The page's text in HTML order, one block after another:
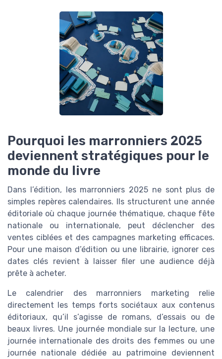
Pourquoi les marronniers 2025
deviennent stratégiques pour le
monde du livre
Dans l’édition, les marronniers 2025 ne sont plus de
simples repères calendaires. Ils structurent une année
éditoriale où chaque journée thématique, chaque fête
nationale ou internationale, peut déclencher des
ventes ciblées et des campagnes marketing efficaces.
Pour une maison d’édition ou une librairie, ignorer ces
dates clés revient à laisser filer une audience déjà
prête à acheter.
Le calendrier des marronniers marketing relie
directement les temps forts sociétaux aux contenus
éditoriaux, qu’il s’agisse de romans, d’essais ou de
beaux livres. Une journée mondiale sur la lecture, une
journée internationale des droits des femmes ou une
journée nationale dédiée au patrimoine deviennent